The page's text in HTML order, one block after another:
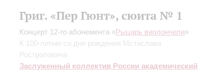
Григ. «Пер Гюнт», сюита № 1
Концерт 12-го абонемента «Рыцарь виолончели»
К 100-летию со дня рождения Мстислава
Ростроповича
Заслуженный коллектив России академический